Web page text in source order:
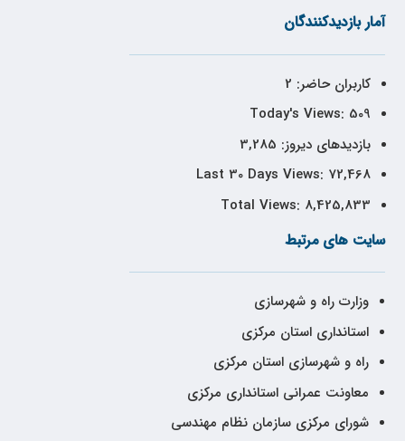
آمار بازدیدکنندگان
کاربران حاضر: 2
Today's Views: 509
بازدیدهای دیروز: 3,285
Last 30 Days Views: 72,468
Total Views: 8,425,833
سایت های مرتبط
وزارت راه و شهرسازی
استانداری استان مرکزی
راه و شهرسازی استان مرکزی
معاونت عمرانی استانداری مرکزی
شورای مرکزی سازمان نظام مهندسی